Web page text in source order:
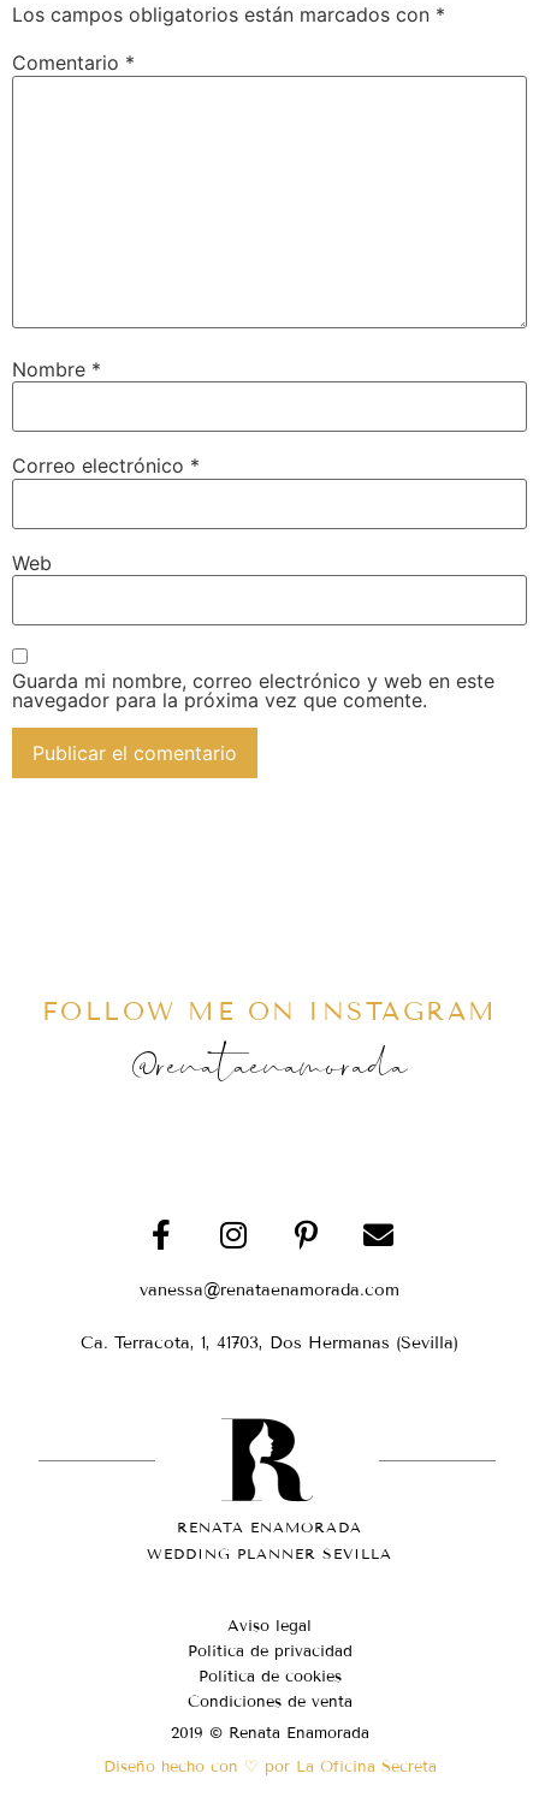
Los campos obligatorios están marcados con *
Comentario *
Nombre *
Correo electrónico *
Web
Guarda mi nombre, correo electrónico y web en este
navegador para la próxima vez que comente.
FOLLOW ME ON INSTAGRAM
@renataenamorada
vanessa@renataenamorada.com
Ca. Terracota, 1, 41703, Dos Hermanas (Sevilla)
RENATA ENAMORADA
WEDDING PLANNER SEVILLA
Aviso legal
Política de privacidad
Política de cookies
Condiciones de venta
2019 © Renata Enamorada
Diseño hecho con ♡ por La Oficina Secreta